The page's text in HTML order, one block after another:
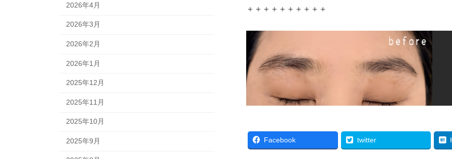
＋＋＋＋＋＋＋＋＋＋
Facebook twitter
2026年4月
2026年3月
2026年2月
2026年1月
2025年12月
2025年11月
2025年10月
2025年9月